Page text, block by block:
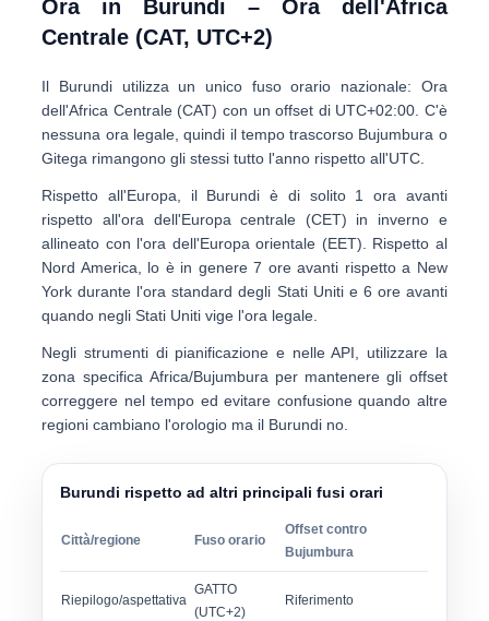
Ora in Burundi – Ora dell'Africa
Centrale (CAT, UTC+2)
Il Burundi utilizza un unico fuso orario nazionale: Ora
dell'Africa Centrale (CAT) con un offset di UTC+02:00 . C'è
nessuna ora legale, quindi il tempo trascorso Bujumbura o
Gitega rimangono gli stessi tutto l'anno rispetto all'UTC.
Rispetto all'Europa, il Burundi è di solito 1 ora avanti
rispetto all'ora dell'Europa centrale (CET) in inverno e
allineato con l'ora dell'Europa orientale (EET). Rispetto al
Nord America, lo è in genere7 ore avanti rispetto a New
York durante l'ora standard degli Stati Uniti e 6 ore avanti
quando negli Stati Uniti vige l'ora legale.
Negli strumenti di pianificazione e nelle API, utilizzare la
zona specifica Africa/Bujumbura per mantenere gli offset
correggere nel tempo ed evitare confusione quando altre
regioni cambiano l'orologio ma il Burundi no.
Burundi rispetto ad altri principali fusi orari
Città/regione Fuso orario
Offset contro
Bujumbura
Riepilogo/aspettativa
GATTO
(UTC+2)
Riferimento